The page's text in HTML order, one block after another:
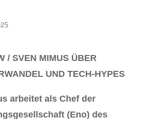
/ SVEN MIMUS ÜBER
UND TECH-HYPES
arbeitet als Chef der
(Eno) des